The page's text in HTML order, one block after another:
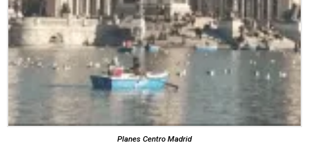
Planes Centro Madrid